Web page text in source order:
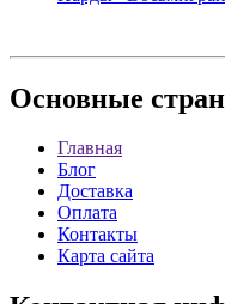
Основные
Главная
Блог
Доставка
Оплата
Контакты
Карта сайта